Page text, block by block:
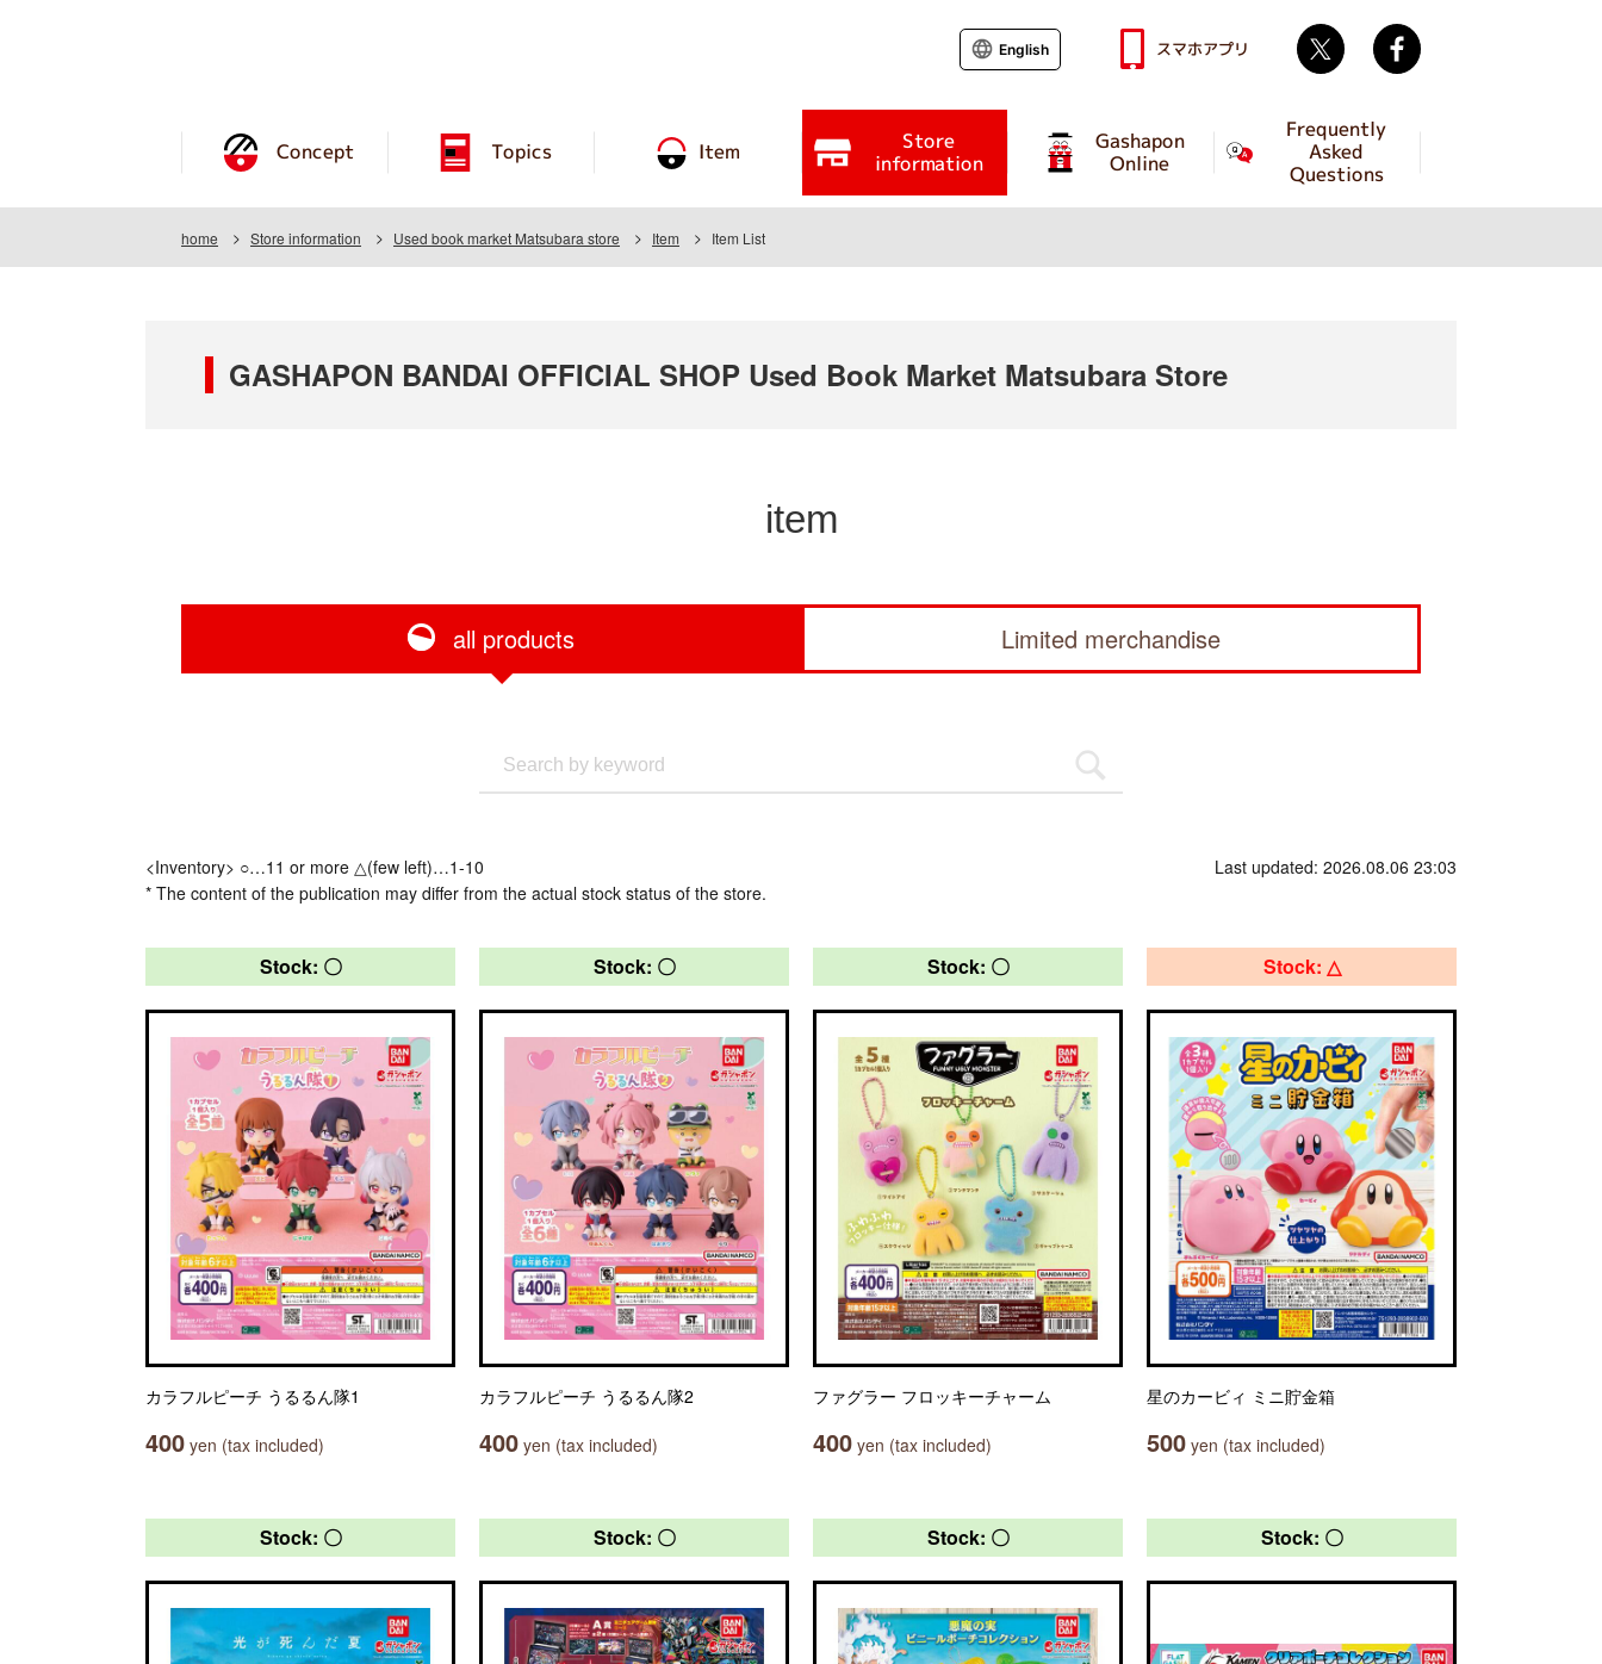
Concept Topics Item Store
information
Gashapon
Online
Frequently
Asked
Questions
English スマホアプリ Twitter
home Store information Used book market Matsubara store Item Item List
GASHAPON BANDAI OFFICIAL SHOP Used Book Market Matsubara Store
item
all products Limited merchandise
<Inventory> ○…11 or more △(few left)…1-10
* The content of the publication may differ from the actual stock status of the store.
Last updated: 2026.08.06 23:03
Stock: 〇
カラフルピーチ うるるん隊1
400 yen (tax included)
Stock: 〇
カラフルピーチ うるるん隊2
400 yen (tax included)
Stock: 〇
ファグラー フロッキーチャーム
400 yen (tax included)
Stock: △
星のカービィ ミニ貯金箱
500 yen (tax included)
Stock: 〇 Stock: 〇 Stock: 〇 Stock: 〇